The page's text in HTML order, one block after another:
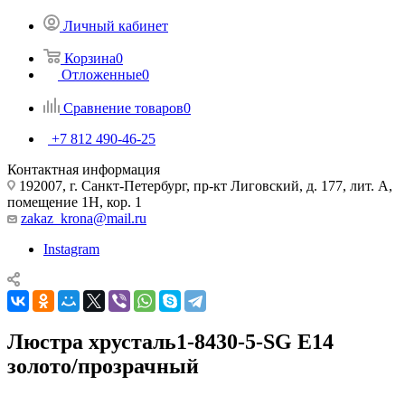
Личный кабинет
Корзина0
Отложенные0
Сравнение товаров0
+7 812 490-46-25
Контактная информация
192007, г. Санкт-Петербург, пр-кт Лиговский, д. 177, лит. А,
помещение 1Н, кор. 1
zakaz_krona@mail.ru
Instagram
Люстра хрусталь1-8430-5-SG E14
золото/прозрачный